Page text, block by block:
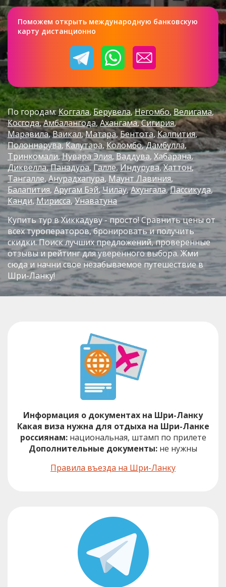
Поможем открыть международную банковскую
карту дистанционно
По городам:Коггала Берувела Негомбо Велигама
Косгода Амбалангода Ахангама Сигирия
Маравила Ваикал Матара Бентота Калпития
Полоннарува Калутара Коломбо Дамбулла
Тринкомали Нувара Элия Ваддува Хабарана
Диквелла Панадура Галле Индурува Хаттон
Тангалле Анурадхапура Маунт Лавиния
Балапития Аругам Бэй Чилау Ахунгала Пассикуда
Канди Мирисса Унаватуна
Купить тур в Хиккадуву - просто! Сравнить цены от
всех туроператоров, бронировать и получить
скидки. Поиск лучших предложений, проверенные
отзывы и рейтинг для уверенного выбора. Жми
сюда и начни свое незабываемое путешествие в
Шри-Ланку!
Информация о документах на Шри-Ланку
Какая виза нужна для отдыха на Шри-Ланке
россиянам:национальная, штамп по прилете
Дополнительные документы: не нужны
Правила въезда на Шри-Ланку